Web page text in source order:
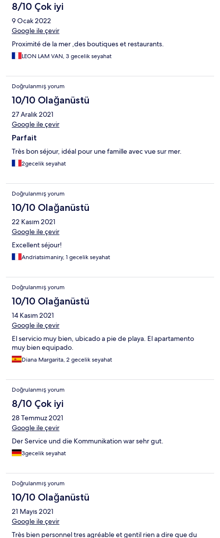
8/10 Çok iyi
9 Ocak 2022
Google ile çevir
Proximité de la mer ,des boutiques et restaurants.
LEON LAM VAN, 3 gecelik seyahat
Doğrulanmış yorum
10/10 Olağanüstü
27 Aralık 2021
Google ile çevir
Parfait
Très bon séjour, idéal pour une famille avec vue sur mer.
2gecelik seyahat
Doğrulanmış yorum
10/10 Olağanüstü
22 Kasım 2021
Google ile çevir
Excellent séjour!
Andriatsimaniry, 1 gecelik seyahat
Doğrulanmış yorum
10/10 Olağanüstü
14 Kasım 2021
Google ile çevir
El servicio muy bien, ubicado a pie de playa. El apartamento
muy bien equipado.
Diana Margarita, 2 gecelik seyahat
Doğrulanmış yorum
8/10 Çok iyi
28 Temmuz 2021
Google ile çevir
Der Service und die Kommunikation war sehr gut.
3gecelik seyahat
Doğrulanmış yorum
10/10 Olağanüstü
21 Mayıs 2021
Google ile çevir
Très bien personnel tres agréable et gentil rien a dire que du